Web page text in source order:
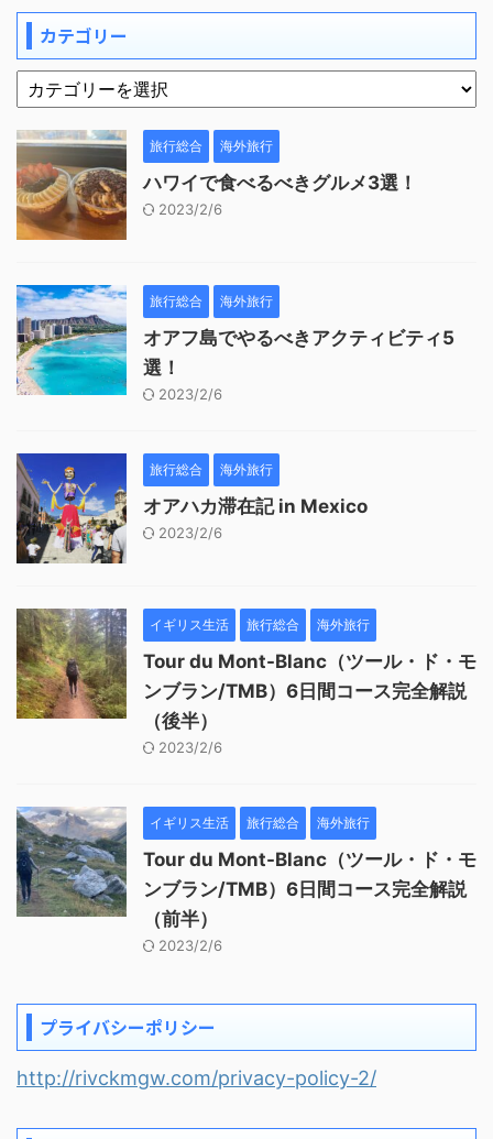
カテゴリー
旅行総合 海外旅行
ハワイで食べるべきグルメ3選！
2023/2/6
旅行総合 海外旅行
オアフ島でやるべきアクティビティ5
選！
2023/2/6
旅行総合 海外旅行
オアハカ滞在記 in Mexico
2023/2/6
イギリス生活 旅行総合 海外旅行
Tour du Mont-Blanc（ツール・ド・モ
ンブラン/TMB）6日間コース完全解説
（後半）
2023/2/6
イギリス生活 旅行総合 海外旅行
Tour du Mont-Blanc（ツール・ド・モ
ンブラン/TMB）6日間コース完全解説
（前半）
2023/2/6
プライバシーポリシー
http://rivckmgw.com/privacy-policy-2/